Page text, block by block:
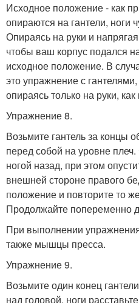
Исходное положение - как
опираются на гантели, ноги
Опираясь на руки и
чтобы ваш корпус подался
исходное положение. В
это упражнение с
опираясь только на руки,
Упражнение 8.
Возьмите гантель за концы
перед собой на уровне
ногой назад, при этом
внешней стороне правого
положение и повторите то
Продолжайте попеременно
При выполнении
также мышцы пресса.
Упражнение 9.
Возьмите один конец
над головой, ноги